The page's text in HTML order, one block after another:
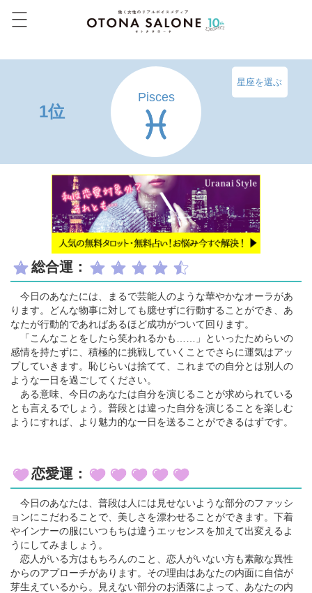
1位
Pisces
星座を選ぶ
総合運：
今日のあなたには、まるで芸能人のような華やかなオーラがあ
ります。どんな物事に対しても臆せずに行動することができ、あ
なたが行動的であればあるほど成功がついて回ります。
「こんなことをしたら笑われるかも……」といったためらいの
感情を持たずに、積極的に挑戦していくことでさらに運気はアッ
プしていきます。恥じらいは捨てて、これまでの自分とは別人の
ような一日を過ごしてください。
ある意味、今日のあなたは自分を演じることが求められている
とも言えるでしょう。普段とは違った自分を演じることを楽しむ
ようにすれば、より魅力的な一日を送ることができるはずです。
恋愛運：
今日のあなたは、普段は人には見せないような部分のファッシ
ョンにこだわることで、美しさを漂わせることができます。下着
やインナーの服にいつもちは違うエッセンスを加えて出変えるよ
うにしてみましょう。
恋人がいる方はもちろんのこと、恋人がいない方も素敵な異性
からのアプローチがあります。その理由はあなたの内面に自信が
芽生えているから。見えない部分のお洒落によって、あなたの内